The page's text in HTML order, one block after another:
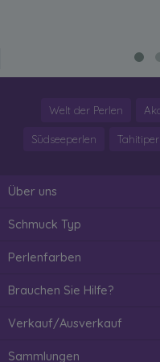
Welt der Perlen
Südseeperlen
Über uns
Schmuck Typ
Perlenfarben
Brauchen Sie Hilfe?
Verkauf/Ausverkauf
Sammlungen